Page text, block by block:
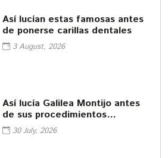
Así lucían estas famosas antes
de ponerse carillas dentales
3 August, 2026
Así lucía Galilea Montijo antes
de sus procedimientos
cosméticos
30 July, 2026